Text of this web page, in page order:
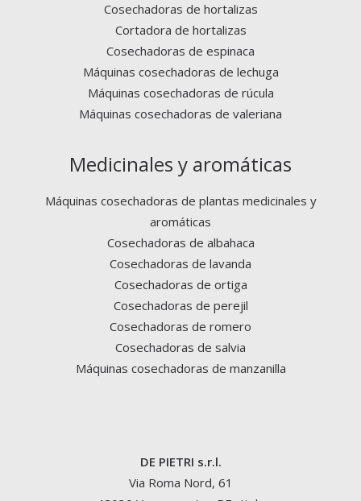
Cosechadoras de hortalizas
Cortadora de hortalizas
Cosechadoras de espinaca
Máquinas cosechadoras de lechuga
Máquinas cosechadoras de rúcula
Máquinas cosechadoras de valeriana
Medicinales y aromáticas
Máquinas cosechadoras de plantas medicinales y
aromáticas
Cosechadoras de albahaca
Cosechadoras de lavanda
Cosechadoras de ortiga
Cosechadoras de perejil
Cosechadoras de romero
Cosechadoras de salvia
Máquinas cosechadoras de manzanilla
DE PIETRI s.r.l.
Via Roma Nord, 61